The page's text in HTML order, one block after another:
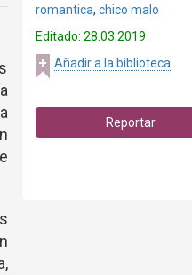
romantica, chico malo
Editado: 28.03.2019
Añadir a la biblioteca
Reportar